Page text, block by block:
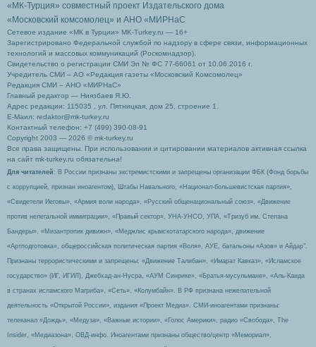
«МК-Турция» совместный проект Издательского дома
«Московский комсомолец» и АНО «МИРНаС
Сетевое издание «МК в Турции» MK-Turkey.ru — 16+
Зарегистрировано Федеральной службой по надзору в сфере связи, информационных
технологий и массовых коммуникаций (Роскомнадзор).
Свидетельство о регистрации СМИ Эл № ФС 77-66061 от 10.06.2016 г.
Учредитель СМИ – АО «Редакция газеты «Московский Комсомолец»
Редакция СМИ – АНО «МИРНаС»
Главный редактор — Ниязбаев Я.Ю.
Адрес редакции: 115035 , ул. Пятницкая, дом 25, строение 1.
Е-Маил: redaktor@mk-turkey.ru
Контактный телефон: +7 (499) 390-08-91
Copyright 2003 — 2026 © mk-turkey.ru
Все права защищены. При использовании и цитировании материалов активная ссылка
на сайт mk-turkey.ru обязательна!
Для читателей : В России признаны экстремистскими и запрещены организации ФБК (Фонд борьбы
с коррупцией, признан иноагентом), Штабы Навального, «Национал-большевистская партия»,
«Свидетели Иеговы», «Армия воли народа», «Русский общенациональный союз», «Движение
против нелегальной иммиграции», «Правый сектор», УНА-УНСО, УПА, «Тризуб им. Степана
Бандеры», «Мизантропик дивижн», «Меджлис крымскотатарского народа», движение
«Артподготовка», общероссийская политическая партия «Воля», АУЕ, батальоны «Азов» и Айдар″.
Признаны террористическими и запрещены: «Движение Талибан», «Имарат Кавказ», «Исламское
государство» (ИГ, ИГИЛ), Джебхад-ан-Нусра, «АУМ Синрике», «Братья-мусульмане», «Аль-Каида
в странах исламского Магриба», «Сеть», «Колумбайн». В РФ признана нежелательной
деятельность «Открытой России», издания «Проект Медиа». СМИ-иноагентами признаны:
телеканал «Дождь», «Медуза», «Важные истории», «Голос Америки», радио «Свобода», The
Insider, «Медиазона», ОВД-инфо. Иноагентами признаны общество/центр «Мемориал»,